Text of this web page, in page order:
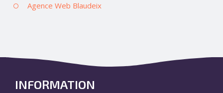
Agence Web Blaudeix
INFORMATION